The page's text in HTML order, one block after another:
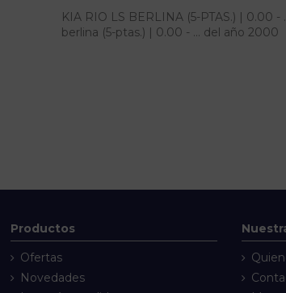
KIA RIO LS BERLINA (5-PTAS.) | 0.00 -
berlina (5-ptas.) | 0.00 - ... del año 2000
Productos
Ofertas
Novedades